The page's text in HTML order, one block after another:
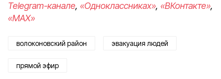
Telegram-канале, «Одноклассниках», «ВКонтакте»,
«MAX»
волоконовский район эвакуация людей
прямой эфир